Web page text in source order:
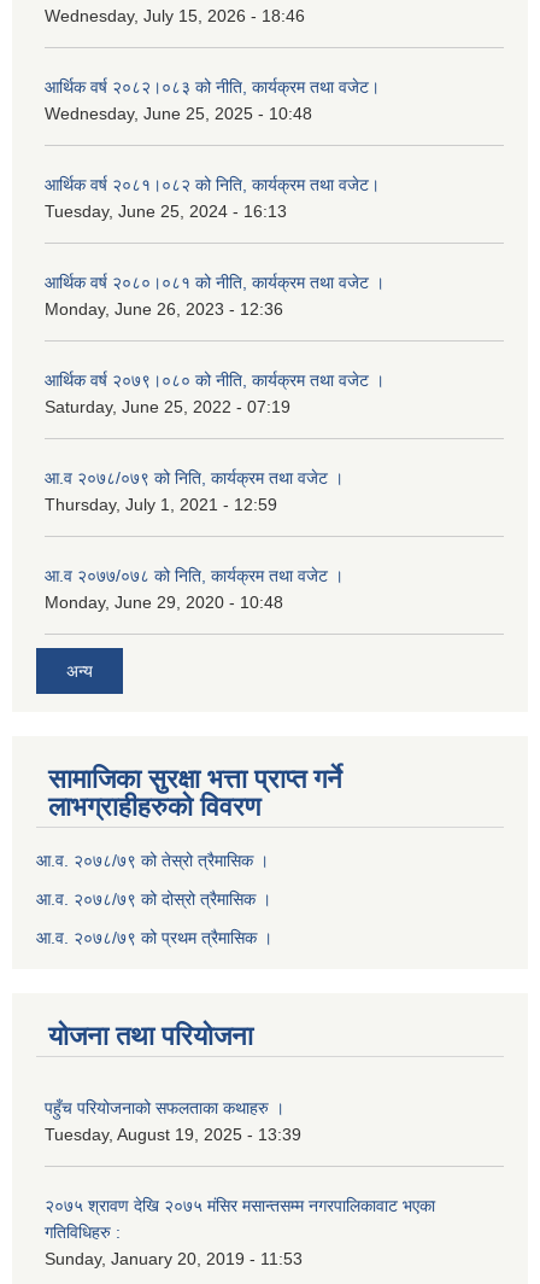
Wednesday, July 15, 2026 - 18:46
आर्थिक वर्ष २०८२।०८३ को नीति, कार्यक्रम तथा वजेट।
Wednesday, June 25, 2025 - 10:48
आर्थिक वर्ष २०८१।०८२ को निति, कार्यक्रम तथा वजेट।
Tuesday, June 25, 2024 - 16:13
आर्थिक वर्ष २०८०।०८१ को नीति, कार्यक्रम तथा वजेट ।
Monday, June 26, 2023 - 12:36
आर्थिक वर्ष २०७९।०८० को नीति, कार्यक्रम तथा वजेट ।
Saturday, June 25, 2022 - 07:19
आ.व २०७८/०७९ को निति, कार्यक्रम तथा वजेट ।
Thursday, July 1, 2021 - 12:59
आ.व २०७७/०७८ को निति, कार्यक्रम तथा वजेट ।
Monday, June 29, 2020 - 10:48
अन्य
सामाजिका सुरक्षा भत्ता प्राप्त गर्ने
लाभग्राहीहरुको विवरण
आ.व. २०७८/७९ को तेस्रो त्रैमासिक ।
आ.व. २०७८/७९ को दोस्रो त्रैमासिक ।
आ.व. २०७८/७९ को प्रथम त्रैमासिक ।
योजना तथा परियोजना
पहुँच परियोजनाको सफलताका कथाहरु ।
Tuesday, August 19, 2025 - 13:39
२०७५ श्रावण देखि २०७५ मंसिर मसान्तसम्म नगरपालिकावाट भएका
गतिविधिहरु :
Sunday, January 20, 2019 - 11:53